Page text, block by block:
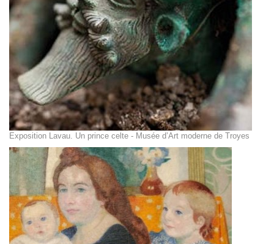
Exposition Lavau. Un prince celte - Musée d’Art moderne de Troyes